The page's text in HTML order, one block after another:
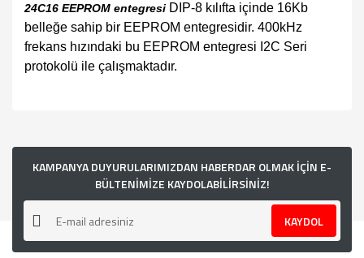
24C16 EEPROM entegresi DIP-8 kılıfta içinde 16Kb
belleğe sahip bir EEPROM entegresidir. 400kHz
frekans hızındaki bu EEPROM entegresi I2C Seri
protokolü ile çalışmaktadır.
kullanarak tarafımıza iletebilirsiniz.
Görüş ve önerileriniz için teşekkür ederiz.
Ürün resmi kalitesiz, bozuk veya görüntülenemiyor.
Ürün açıklamasında eksik bilgiler bulunuyor.
Ürün bilgilerinde hatalar bulunuyor.
KAMPANYA DUYURULARIMIZDAN HABERDAR OLMAK İÇİN E-
BÜLTENİMİZE KAYDOLABİLİRSİNİZ!
KAYDOL